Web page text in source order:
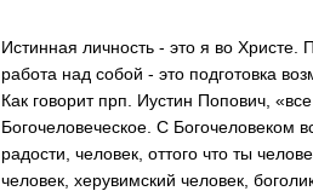
Истинная личность - это я во
работа над собой - это подготовка
Как говорит прп. Иустин Попович,
Богочеловеческое. С Богочеловеком
радости, человек, оттого что ты
человек, херувимский человек,